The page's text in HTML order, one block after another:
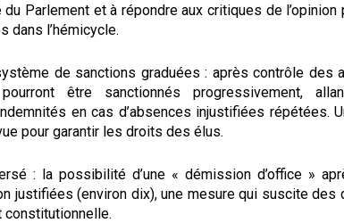
Parlement et à répondre aux critiques de l’opinion
dans l’hémicycle.
de sanctions graduées : après contrôle des
être sanctionnés progressivement,
en cas d’absences injustifiées répétées.
pour garantir les droits des élus.
: la possibilité d’une « démission d’office »
justifiées (environ dix), une mesure qui suscite des